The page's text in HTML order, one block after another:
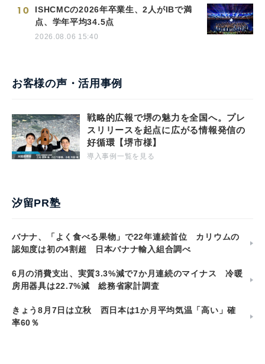
10
ISHCMCの2026年卒業生、2人がIBで満
点、学年平均34.5点
2026.08.06 15:40
お客様の声・活用事例
戦略的広報で堺の魅力を全国へ。プレ
スリリースを起点に広がる情報発信の
好循環【堺市様】
導入事例一覧を見る
汐留PR塾
バナナ、「よく食べる果物」で22年連続首位 カリウムの
認知度は初の4割超 日本バナナ輸入組合調べ
6月の消費支出、実質3.3%減で7か月連続のマイナス 冷暖
房用器具は22.7%減 総務省家計調査
きょう8月7日は立秋 西日本は1か月平均気温「高い」確
率60％